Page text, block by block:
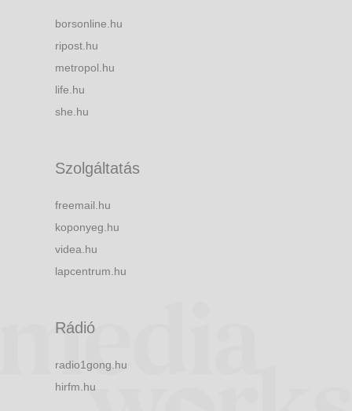
borsonline.hu
ripost.hu
metropol.hu
life.hu
she.hu
Szolgáltatás
freemail.hu
koponyeg.hu
videa.hu
lapcentrum.hu
Rádió
radio1gong.hu
hirfm.hu